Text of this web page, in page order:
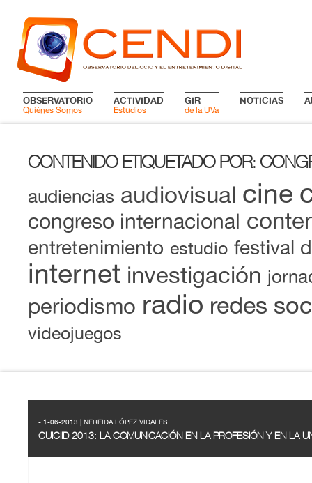
OBSERVATORIO
Quiénes Somos
ACTIVIDAD
Estudios
GIR
de la UVa
NOTICIAS
CONTENIDO ETIQUETADO POR:
audiencias audiovisual cine
congreso internacional
entretenimiento estudio festival
internet investigación
periodismo radio redes
videojuegos
- 1-06-2013 | NEREIDA LÓPEZ VIDALES
CUICIID 2013: LA COMUNICACIÓN EN LA PROFESIÓN Y EN LA